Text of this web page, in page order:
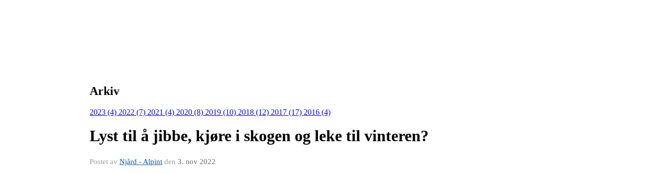
Arkiv
2023 (4) 2022 (7) 2021 (4) 2020 (8) 2019 (10) 2018 (12) 2017 (17) 2016 (4)
Lyst til å jibbe, kjøre i skogen og leke til vinteren?
Postet av Njård - Alpint den 3. nov 2022